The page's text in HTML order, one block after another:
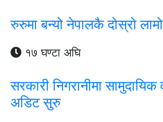
रुरुमा बन्यो नेपालकै दोस्रो
१७ घण्टा अघि
सरकारी निगरानीमा
अडिट सुरु